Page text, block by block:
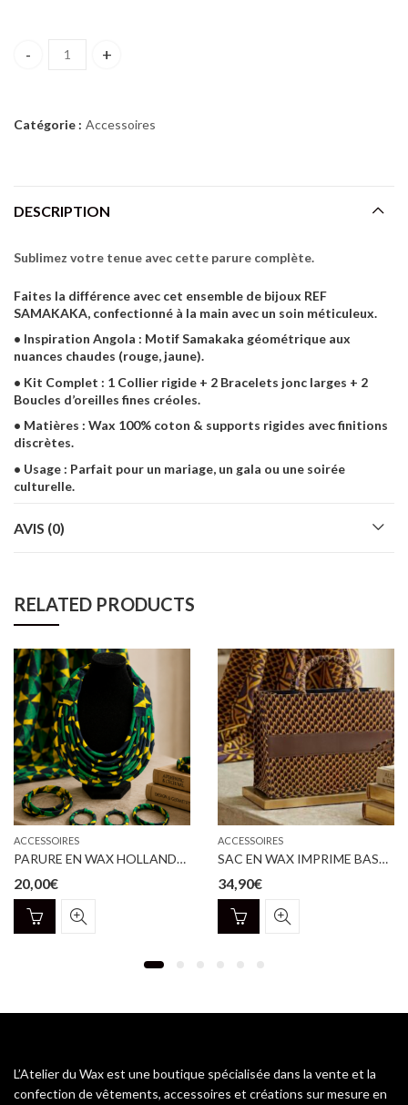
PARURE EN WAX SAMAKAKA quantity
Catégorie : Accessoires
DESCRIPTION
Sublimez votre tenue avec cette parure complète.
Faites la différence avec cet ensemble de bijoux REF
SAMAKAKA, confectionné à la main avec un soin méticuleux.
• Inspiration Angola : Motif Samakaka géométrique aux
nuances chaudes (rouge, jaune).
• Kit Complet : 1 Collier rigide + 2 Bracelets jonc larges + 2
Boucles d’oreilles fines créoles.
• Matières : Wax 100% coton & supports rigides avec finitions
discrètes.
• Usage : Parfait pour un mariage, un gala ou une soirée
culturelle.
AVIS (0)
RELATED PRODUCTS
ACCESSOIRES
PARURE EN WAX HOLLANDAIS
20,00€
ACCESSOIRES
SAC EN WAX IMPRIME BASSAN
34,90€
L’Atelier du Wax est une boutique spécialisée dans la vente et la
confection de vêtements, accessoires et créations sur mesure en